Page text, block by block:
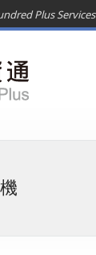
Plus Services